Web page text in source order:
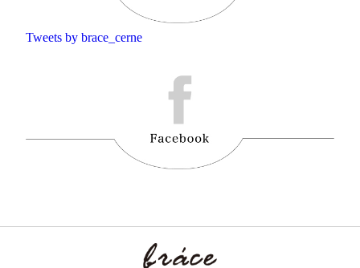
Tweets by brace_cerne